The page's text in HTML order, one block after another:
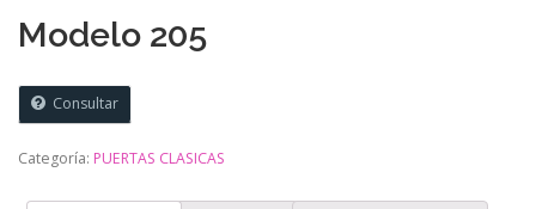
Modelo 205
Consultar
Categoría: PUERTAS CLASICAS